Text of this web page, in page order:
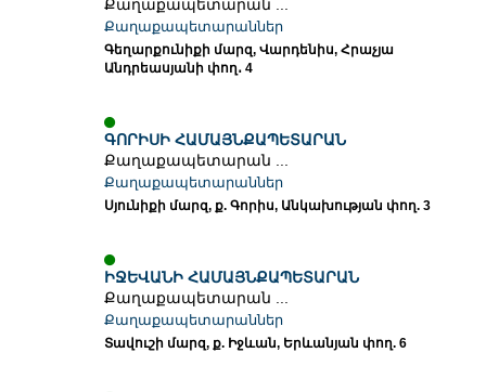
Քաղաքապետարան ...
Քաղաքապետարաններ
Գեղարքունիքի մարզ, Վարդենիս, Հրաչյա
Անդրեասյանի փող․ 4
ԳՈՐԻՍԻ ՀԱՄԱՅՆՔԱՊԵՏԱՐԱՆ
Քաղաքապետարան ...
Քաղաքապետարաններ
Սյունիքի մարզ, ք. Գորիս, Անկախության փող. 3
ԻՋԵՎԱՆԻ ՀԱՄԱՅՆՔԱՊԵՏԱՐԱՆ
Քաղաքապետարան ...
Քաղաքապետարաններ
Տավուշի մարզ, ք. Իջևան, Երևանյան փող. 6